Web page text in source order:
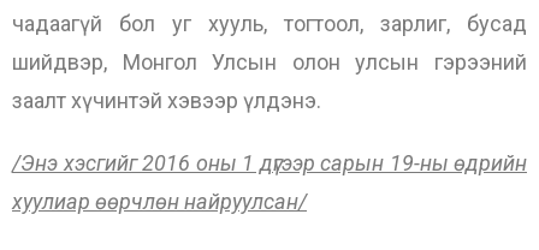
чадаагүй бол уг хууль, тогтоол, зарлиг, бусад
шийдвэр, Монгол Улсын олон улсын гэрээний
заалт хүчинтэй хэвээр үлдэнэ.
/Энэ хэсгийг 2016 оны 1 дүгээр сарын 19-ны өдрийн
хуулиар өөрчлөн найруулсан/